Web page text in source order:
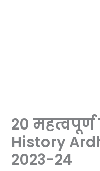
20 महत्वपूर्ण
History
2023-24